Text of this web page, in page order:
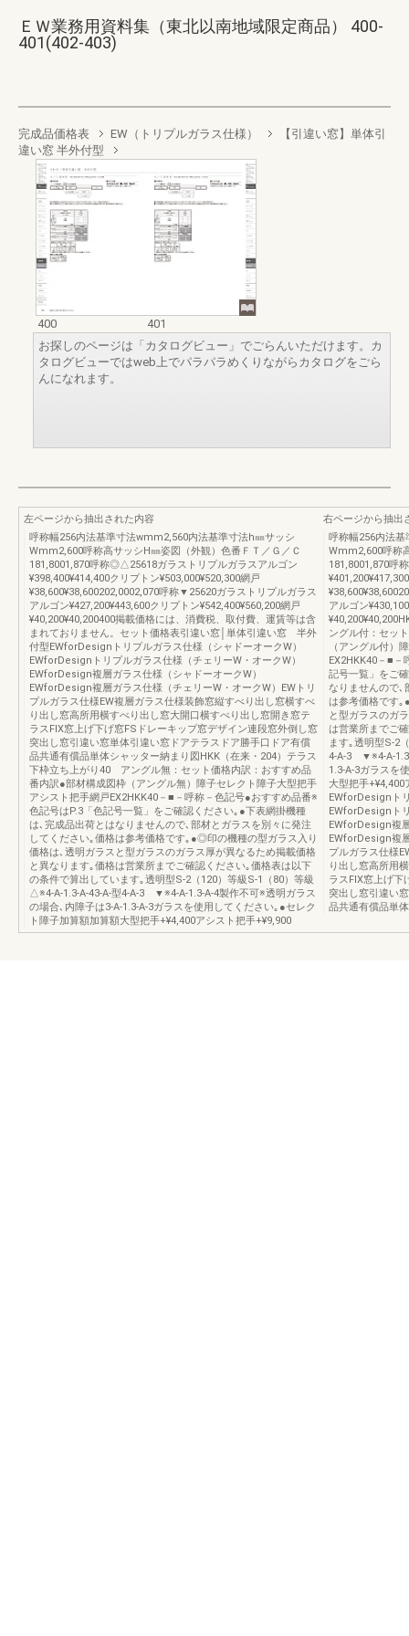
ＥＷ業務用資料集（東北以南地域限定商品） 400-
401(402-403)
完成品価格表 EW（トリプルガラス仕様）
【引違い窓】単体引
違い窓 半外付型
400
401
お探しのページは「カタログビュー」でごらんいただけます。カ
タログビューではweb上でパラパラめくりながらカタログをごら
んになれます。
左ページから抽出された内容
呼称幅256内法基準寸法wmm2,560内法基準寸法h㎜サッシ
Wmm2,600呼称高サッシH㎜姿図（外観）色番ＦＴ／Ｇ／Ｃ
181,8001,870呼称◎△25618ガラストリプルガラスアルゴン
¥398,400¥414,400クリプトン¥503,000¥520,300網戸
¥38,600¥38,600202,0002,070呼称▼25620ガラストリプルガラス
アルゴン¥427,200¥443,600クリプトン¥542,400¥560,200網戸
¥40,200¥40,200400掲載価格には、消費税、取付費、運賃等は含
まれておりません。セット価格表引違い窓│単体引違い窓 半外
付型EWforDesignトリプルガラス仕様（シャドーオークW）
EWforDesignトリプルガラス仕様（チェリーW・オークW）
EWforDesign複層ガラス仕様（シャドーオークW）
EWforDesign複層ガラス仕様（チェリーW・オークW）EWトリ
プルガラス仕様EW複層ガラス仕様装飾窓縦すべり出し窓横すべ
り出し窓高所用横すべり出し窓大開口横すべり出し窓開き窓テ
ラスFIX窓上げ下げ窓FSドレーキップ窓デザイン連段窓外倒し窓
突出し窓引違い窓単体引違い窓ドアテラスドア勝手口ドア有償
品共通有償品単体シャッター納まり図HKK（在来・204）テラス
下枠立ち上がり40 アングル無：セット価格内訳：おすすめ品
番内訳●部材構成図枠（アングル無）障子セレクト障子大型把手
アシスト把手網戸EX2HKK40－■－呼称－色記号●おすすめ品番※
色記号はP.3「色記号一覧」をご確認ください｡●下表網掛機種
は､完成品出荷とはなりませんので､部材とガラスを別々に発注
してください｡価格は参考価格です｡●◎印の機種の型ガラス入り
価格は､透明ガラスと型ガラスのガラス厚が異なるため掲載価格
と異なります｡価格は営業所までご確認ください｡価格表は以下
の条件で算出しています｡透明型S-2（120）等級S-1（80）等級
△※4-A-1.3-A-43-A-型4-A-3 ▼※4-A-1.3-A-4製作不可※透明ガラス
の場合､内障子は3-A-1.3-A-3ガラスを使用してください｡●セレク
ト障子加算額加算額大型把手+¥4,400アシスト把手+¥9,900
右ページから抽出
呼称幅256内法
Wmm2,600呼称
181,8001,870呼
アルゴン
ングル付：セッ
（アングル付）
EX2HKK40－■－
記号一覧」をご
なりませんので､
は参考価格です
と型ガラスのガ
は営業所までご
ます｡透明型S-2
4-A-3 ▼※4-A-1.3-
1.3-A-3ガラスを
大型把手+¥4,400
EWforDesignト
EWforDesignト
EWforDesign複
EWforDesign複
プルガラス仕様
り出し窓高所用
ラスFIX窓上げ下
突出し窓引違い
品共通有償品単